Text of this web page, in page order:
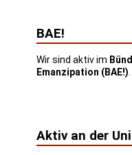
BAE!
Wir sind aktiv im
Emanzipation (BAE!)
Aktiv an der Uni